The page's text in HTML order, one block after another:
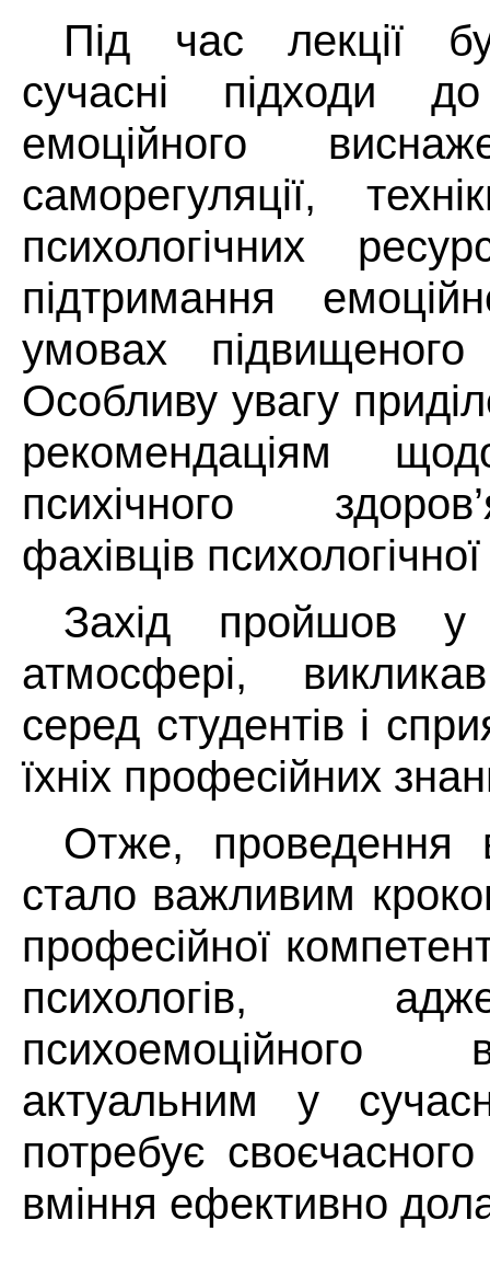
Під час лекції
сучасні підходи
емоційного
саморегуляції,
психологічних
підтримання
умовах
Особливу увагу
рекомендаціям
психічного
фахівців психологічної
Захід пройшов у
атмосфері,
серед студентів і
їхніх професійних
Отже, проведення
стало важливим
професійної
психологів,
актуальним у
потребує
вміння ефективно